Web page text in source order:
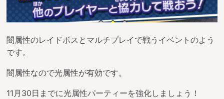
闇属性のレイドボスとマルチプレイで戦うイベントのよう
です。
闇属性なので光属性が有効です。
11月30日までに光属性パーティーを強化しましょう！